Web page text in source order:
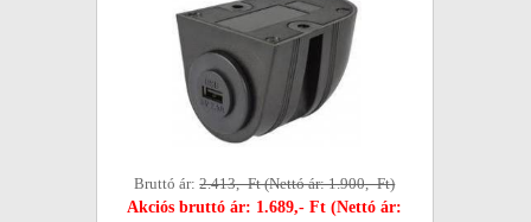
Bruttó ár:2.413,- Ft (Nettó ár: 1.900,- Ft)
Akciós bruttó ár: 1.689,- Ft (Nettó ár: